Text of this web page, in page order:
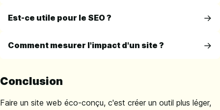
Est-ce utile pour le SEO ?
Comment mesurer l'impact d'un site ?
Conclusion
Faire un site web éco-conçu, c'est créer un outil plus léger,